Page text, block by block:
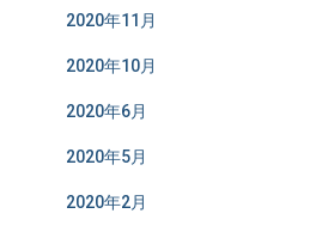
2020年11月
2020年10月
2020年6月
2020年5月
2020年2月